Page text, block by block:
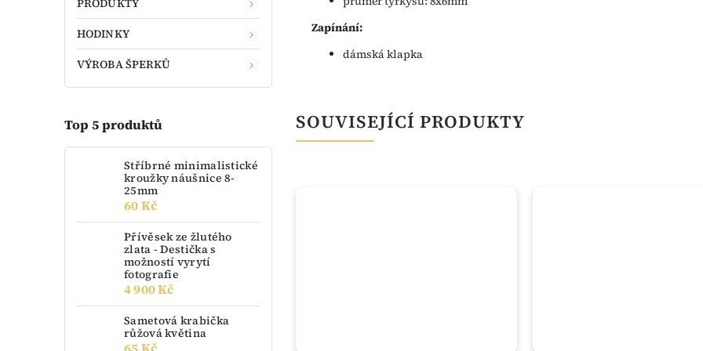
HODINKY
VÝROBA ŠPERKŮ
Top 5 produktů
Stříbrné minimalistické
kroužky náušnice 8-
25mm
60 Kč
Přívěsek ze žlutého
zlata - Destička s
možností vyrytí
fotografie
4 900 Kč
Sametová krabička
růžová květina
65 Kč
Zapínání:
dámská klapka
SOUVISEJÍCÍ PRODUKTY